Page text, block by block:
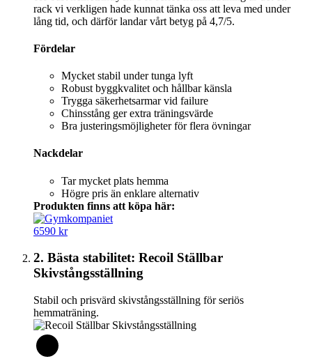
rack vi verkligen hade kunnat tänka oss att leva med under
lång tid, och därför landar vårt betyg på 4,7/5.
Fördelar
Mycket stabil under tunga lyft
Robust byggkvalitet och hållbar känsla
Trygga säkerhetsarmar vid failure
Chinsstång ger extra träningsvärde
Bra justeringsmöjligheter för flera övningar
Nackdelar
Tar mycket plats hemma
Högre pris än enklare alternativ
Produkten finns att köpa här:
6590 kr
2. Bästa stabilitet: Recoil Ställbar
Skivstångsställning
Stabil och prisvärd skivstångsställning för seriös
hemmaträning.